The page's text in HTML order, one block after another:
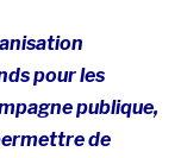
pour les
publique,
de